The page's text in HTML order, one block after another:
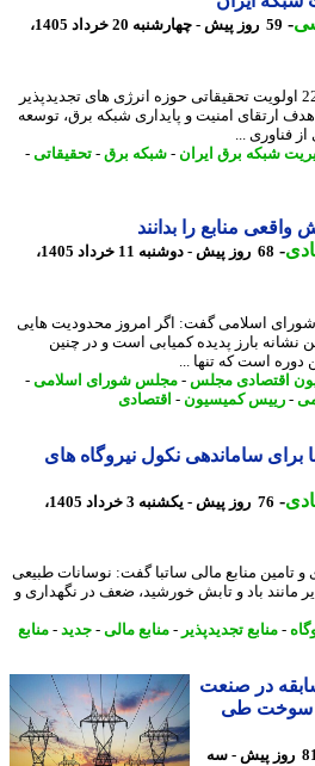
59 روز پیش - چهارشنبه 20 خرداد 1405،
مدیریت شبکه برق ایران 22 اولویت تحقیقاتی حوزه انرژی های تجدیدپذیر
های 1405 تا 1408 با هدف ارتقای امنیت و پایداری شبکه برق، توسعه
...
برق ایران - شبکه برق - تحقیقاتی-
منابع را بدانند
-
68 روز پیش - دوشنبه 11 خرداد 1405،
اسلامی گفت: اگر امروز محدودیت هایی
بارز پدیده کمیابی است و در چنین
است که تنها ...
مجلس-مجلس شورای اسلامی-
رییس کمیسیون-اقتصادی
ساماندهی نکول نیروگاه های
-
76 روز پیش - یکشنبه 3 خرداد 1405،
منابع مالی ساتبا گفت: نوسانات طبیعی
باد و تابش خورشید، ضعف در نگهداری و
منابع تجدیدپذیر-منابع مالی-جدید-منابع
در صنعت
سوخت طی
روز پیش - سه